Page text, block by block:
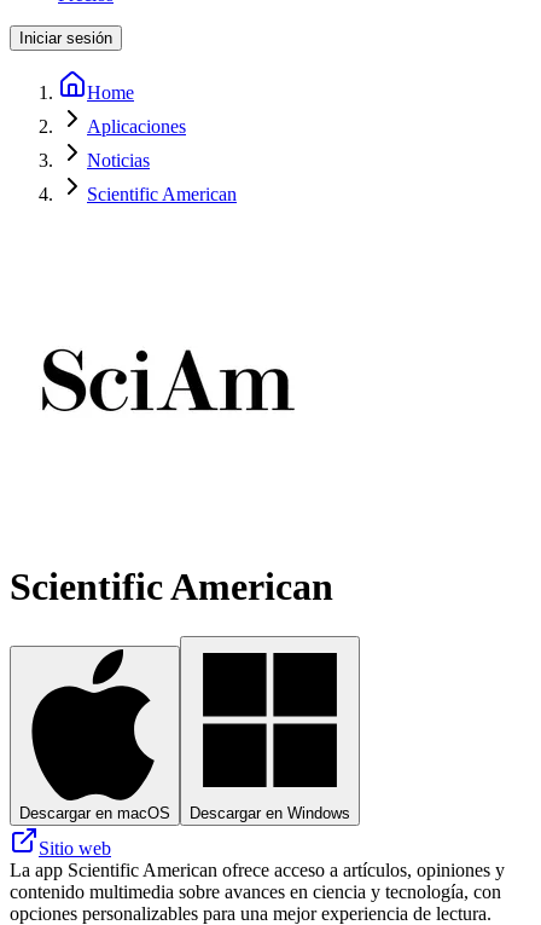
Iniciar sesión
Home
Aplicaciones
Noticias
Scientific American
Scientific American
Descargar en macOS Descargar en Windows
Sitio web
La app Scientific American ofrece acceso a artículos, opiniones y
contenido multimedia sobre avances en ciencia y tecnología, con
opciones personalizables para una mejor experiencia de lectura.